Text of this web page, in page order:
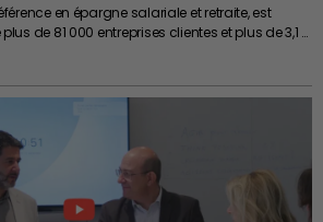
en épargne salariale et retraite, est
de 81 000 entreprises clientes et plus de 3,1 …